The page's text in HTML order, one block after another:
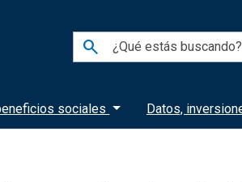
search
sociales Datos,